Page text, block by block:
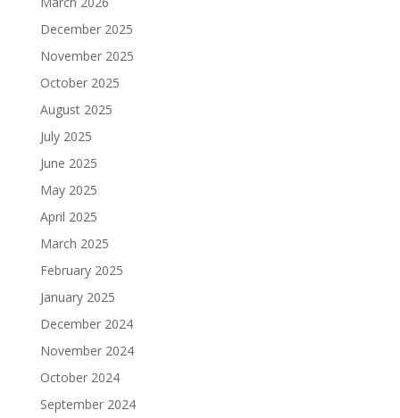
December 2025
November 2025
October 2025
August 2025
July 2025
June 2025
May 2025
April 2025
March 2025
February 2025
January 2025
December 2024
November 2024
October 2024
September 2024